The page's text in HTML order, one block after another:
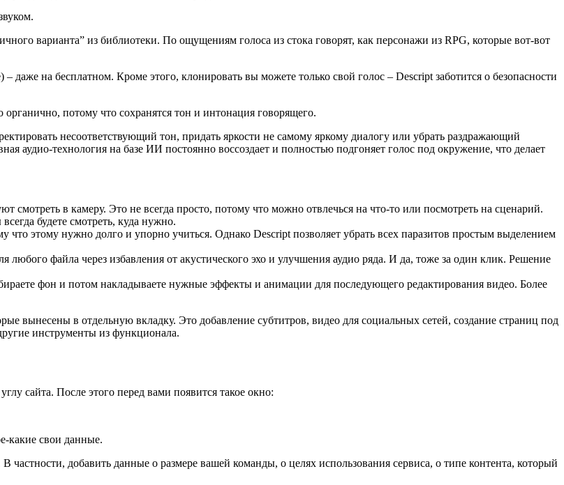
варианта” из библиотеки. По ощущениям голоса из стока говорят, как персонажи из RPG, которые вот-вот
на бесплатном. Кроме этого, клонировать вы можете только свой голос – Descript заботится о безопасности
потому что сохранятся тон и интонация говорящего.
несоответствующий тон, придать яркости не самому яркому диалогу или убрать раздражающий
аудио-технология на базе ИИ постоянно воссоздает и полностью подгоняет голос под окружение, что делает
смотреть в камеру. Это не всегда просто, потому что можно отвлечься на что-то или посмотреть на сценарий.
будете смотреть, куда нужно.
что этому нужно долго и упорно учиться. Однако Descript позволяет убрать всех паразитов простым выделением
любого файла через избавления от акустического эхо и улучшения аудио ряда. И да, тоже за один клик. Решение
фон и потом накладываете нужные эффекты и анимации для последующего редактирования видео. Более
вынесены в отдельную вкладку. Это добавление субтитров, видео для социальных сетей, создание страниц под
инструменты из функционала.
сайта. После этого перед вами появится такое окно:
какие свои данные.
добавить данные о размере вашей команды, о целях использования сервиса, о типе контента, который